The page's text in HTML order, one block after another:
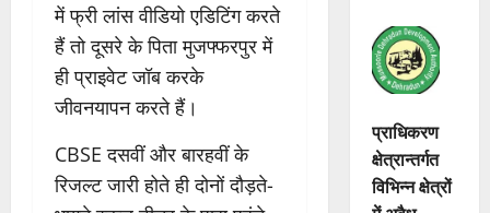
में फ्री लांस वीडियो एडिटिंग करते
हैं तो दूसरे के पिता मुजफ्फरपुर में
ही प्राइवेट जॉब करके
जीवनयापन करते हैं।
CBSE दसवीं और बारहवीं के
रिजल्ट जारी होते ही दोनों दौड़ते-
प्राधिकरण
क्षेत्रान्तर्गत
विभिन्न क्षेत्रों